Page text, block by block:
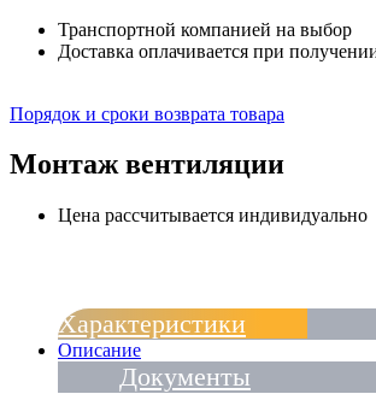
Транспортной компанией на выбор
Доставка оплачивается при
Порядок и сроки возврата товара
Монтаж вентиляции
Цена рассчитывается индивидуально
Характеристики
Описание
Документы